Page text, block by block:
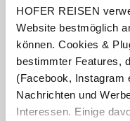
HOFER REISEN
Website bestmöglich
können. Cookies &
bestimmter Features,
(Facebook, Instagram
Nachrichten und
Interessen. Einige
Best Western Hotel
von 5 (43
1 Nacht - 3 Nächte
Neu renovierte Zimmer
Termine:10.08.26-